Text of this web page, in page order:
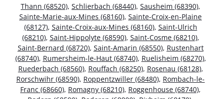
Thann (68520), Schlierbach (68440), Sausheim (68390),
Sainte-Marie-aux-Mines (68160), Sainte-Croix-en-Plaine
(68127), Sainte-Croix-aux-Mines (68160), Saint-Ulrich
(68210), Saint-Hippolyte (68590), Saint-Cosme (68210),
Saint-Bernard (68720), Saint-Amarin (68550), Rustenhart
(68740), Rumersheim-le-Haut (68740), Ruelisheim (68270),
Ruederbach (68560), Rouffach (68250), Rosenau (68128),
Rorschwihr (68590), Roppentzwiller (68480), Rombach-le-
Franc (68660), Romagny (68210), Roggenhouse (68740),